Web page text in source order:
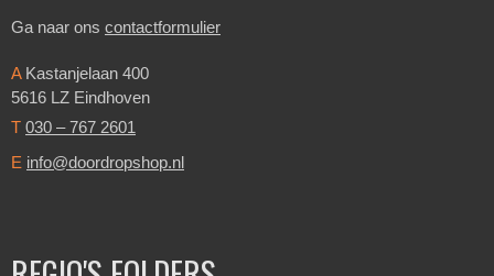
Ga naar ons contactformulier
AKastanjelaan 400
5616 LZ Eindhoven
T 030 – 767 2601
E info@doordropshop.nl